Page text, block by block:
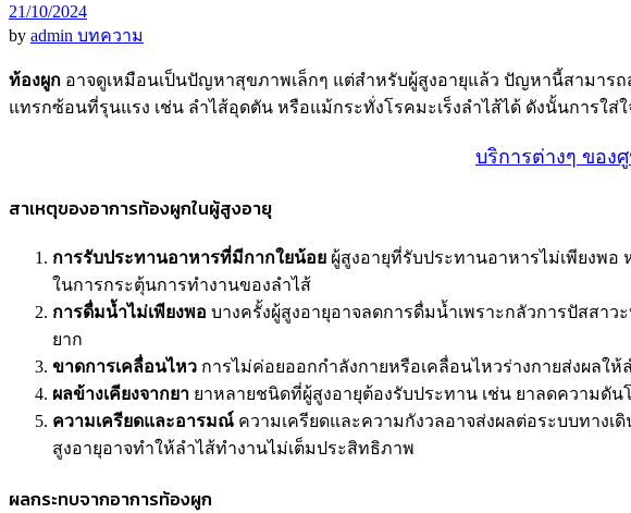
21/10/2024
by admin บทความ
ท้องผูก อาจดูเหมือนเป็นปัญหาสุขภาพเล็กๆ แต่สำหรับผู้สูงอายุแล้ว ปัญหานี้สามาร
แทรกซ้อนที่รุนแรง เช่น ลำไส้อุดตัน หรือแม้กระทั่งโรคมะเร็งลำไส้ได้ ดังนั้นการใ
บริการต่างๆ ของ
สาเหตุของอาการท้องผูกในผู้สูงอายุ
การรับประทานอาหารที่มีกากใยน้อย ผู้สูงอายุที่รับประทานอาหารไม่เพียงพอ
ในการกระตุ้นการทำงานของลำไส้
การดื่มน้ำไม่เพียงพอ บางครั้งผู้สูงอายุอาจลดการดื่มน้ำเพราะกลัวการปัสสา
ยาก
ขาดการเคลื่อนไหว การไม่ค่อยออกกำลังกายหรือเคลื่อนไหวร่างกายส่งผลใ
ผลข้างเคียงจากยา ยาหลายชนิดที่ผู้สูงอายุต้องรับประทาน เช่น ยาลดความดั
ความเครียดและอารมณ์ ความเครียดและความกังวลอาจส่งผลต่อระบบทางเ
สูงอายุอาจทำให้ลำไส้ทำงานไม่เต็มประสิทธิภาพ
ผลกระทบจากอาการท้องผูก